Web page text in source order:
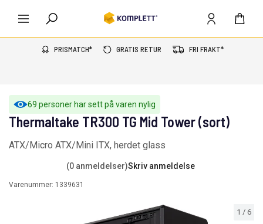
PRISMATCH* GRATIS RETUR FRI FRAKT*
69 personer har sett på varen nylig
1 / 6
Thermaltake TR300 TG Mid Tower (sort)
ATX/Micro ATX/Mini ITX, herdet glass
(0 anmeldelser)Skriv anmeldelse
Varenummer: 1339631